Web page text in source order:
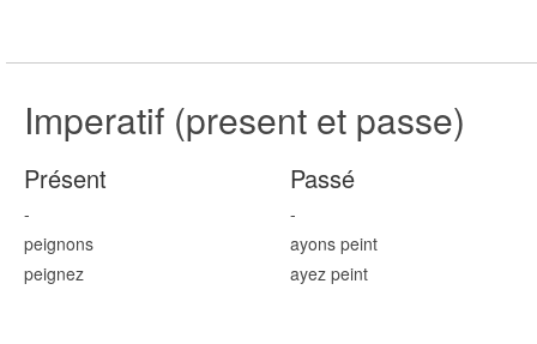
Imperatif (present et passe)
Présent
-
peignons
peignez
Passé
-
ayons peint
ayez peint